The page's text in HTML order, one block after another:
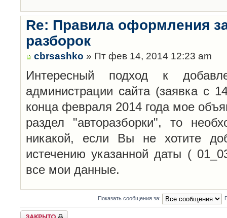
Re: Правила оформления
разборок
cbrsashko » Пт фев 14, 2014 12:23 am
Интересный подход к
администрации сайта (заявка с
конца февраля 2014 года мое
раздел "авторазборки", то
никакой, если Вы не хотите
истечению указанной даты (
все мои данные.
Показать сообщения за:
Закрыто